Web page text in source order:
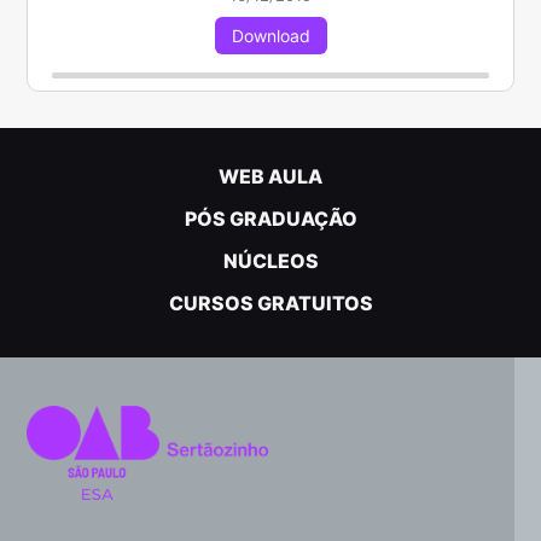
Download
WEB AULA
PÓS GRADUAÇÃO
NÚCLEOS
CURSOS GRATUITOS